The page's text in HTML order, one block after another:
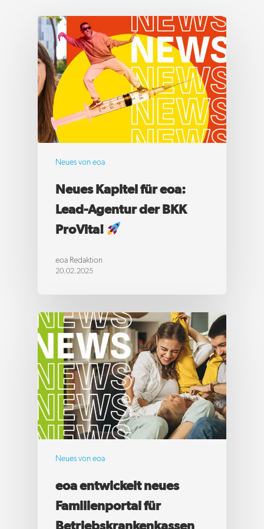
Neues von eoa
Neues Kapitel für eoa:
Lead-Agentur der BKK
ProVita!
eoa Redaktion
20.02.2025
Neues von eoa
eoa entwickelt neues
Familienportal für
hello@eoa.de